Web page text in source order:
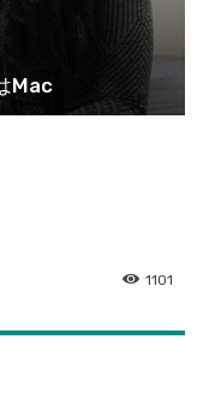
Mac
1101